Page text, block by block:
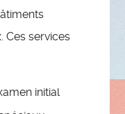
Ces services
initial